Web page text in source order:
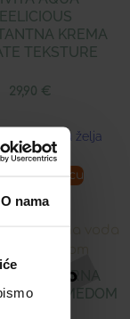
O nama
KREMA
TEKSTURE
29,90 €
Dodaj u listu želja
u košaricu
MICELARNA
I MEDOM